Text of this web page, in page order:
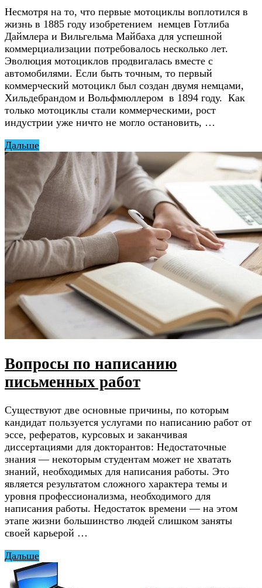
Несмотря на то, что первые мотоциклы воплотился в
жизнь в 1885 году изобретением немцев Готлиба
Даймлера и Вильгельма Майбаха для успешной
коммерциализации потребовалось несколько лет.
Эволюция мотоциклов продвигалась вместе с
автомобилями. Если быть точным, то первый
коммерческий мотоцикл был создан двумя немцами,
Хильдебрандом и Вольфмюллером в 1894 году. Как
только мотоциклы стали коммерческими, рост
индустрии уже ничто не могло остановить, …
Дальше
Вопросы по написанию
письменных работ
Существуют две основные причины, по которым
кандидат пользуется услугами по написанию работ от
эссе, рефератов, курсовых и заканчивая
диссертациями для докторантов: Недостаточные
знания — некоторым студентам может не хватать
знаний, необходимых для написания работы. Это
является результатом сложного характера темы и
уровня профессионализма, необходимого для
написания работы. Недостаток времени — на этом
этапе жизни большинство людей слишком заняты
своей карьерой …
Дальше